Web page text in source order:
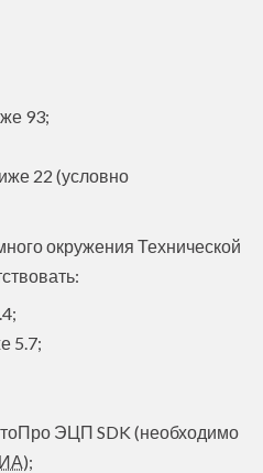
93;
22 (условно
окружения Технической
5.7;
ЭЦП SDK (необходимо
);